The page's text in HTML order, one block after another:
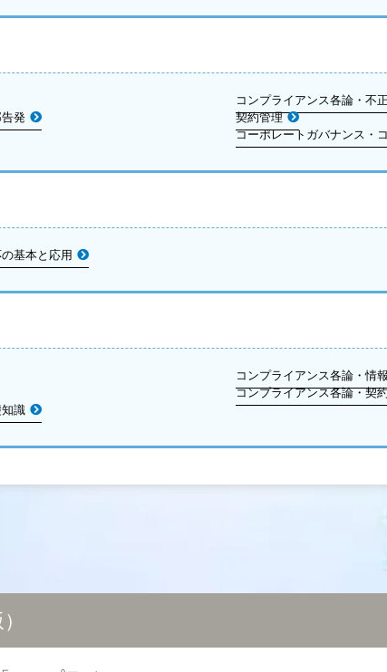
コンプライアンス各論・不
発
契約管理
コーポレートガバナンス・
基本と応用
コンプライアンス各論・情
コンプライアンス各論・契
識